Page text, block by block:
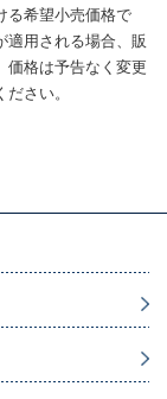
る希望小売価格で
適用される場合、販
価格は予告なく変更
さい。